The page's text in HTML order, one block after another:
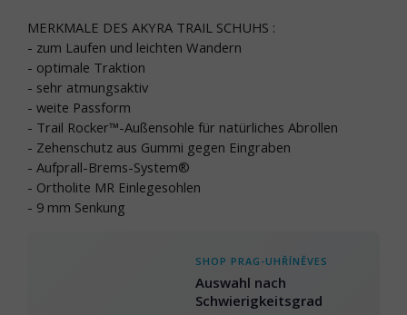
MERKMALE DES AKYRA TRAIL SCHUHS :
- zum Laufen und leichten Wandern
- optimale Traktion
- sehr atmungsaktiv
- weite Passform
- Trail Rocker™-Außensohle für natürliches Abrollen
- Zehenschutz aus Gummi gegen Eingraben
- Aufprall-Brems-System®
- Ortholite MR Einlegesohlen
- 9 mm Senkung
SHOP PRAG-UHŘÍNĚVES
Auswahl nach
Schwierigkeitsgrad